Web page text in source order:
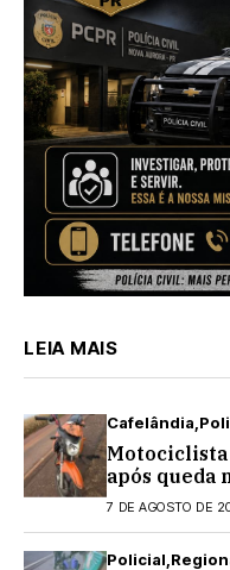
LEIA MAIS
Cafelândia
Motociclista
após queda
Centenário
7 DE AGOSTO DE
Policial